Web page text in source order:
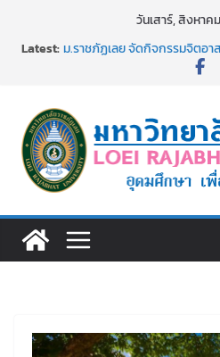
วันเสาร์, สิงหาค
Latest:ม.ราชภัฏเลย จัดกิจกรรมจิตอา
เงินรายได้
ม.ราชภัฏเลย จัดมหกรรมวิชาก
นักเรียนมัธยมปลายค้นหาสาขา
อธิการบดี มรภ.เลย ร่วมประชุม
ประจำปีงบประมาณ พ.ศ. 2570
๑,๙๗๒ ชุด โดยวิธีเฉพาะเจาะจง